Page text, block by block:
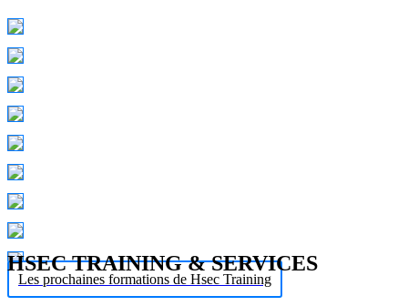
Les prochaines formations de Hsec Training
HSEC TRAINING & SERVICES